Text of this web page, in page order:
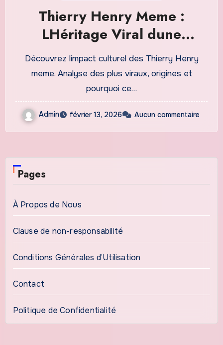
Thierry Henry Meme :
LHéritage Viral dune
Légende du Football
Française
Découvrez limpact culturel des Thierry Henry
meme. Analyse des plus viraux, origines et
pourquoi ce…
Admin février 13, 2026 Aucun commentaire
Pages
À Propos de Nous
Clause de non-responsabilité
Conditions Générales d’Utilisation
Contact
Politique de Confidentialité